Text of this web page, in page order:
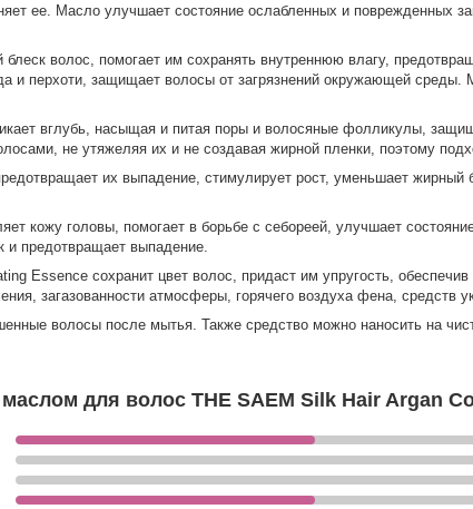
ее. Масло улучшает состояние ослабленных и поврежденных
блеск волос, помогает им сохранять внутреннюю влагу,
и перхоти, защищает волосы от загрязнений окружающей
вглубь, насыщая и питая поры и волосяные фолликулы,
не утяжеляя их и не создавая жирной пленки, поэтому
их выпадение, стимулирует рост, уменьшает жирный
кожу головы, помогает в борьбе с себореей, улучшает
и предотвращает выпадение.
Essence сохранит цвет волос, придаст им упругость,
загазованности атмосферы, горячего воздуха фена, средств
волосы после мытья. Также средство можно наносить на
для волос THE SAEM Silk Hair Argan